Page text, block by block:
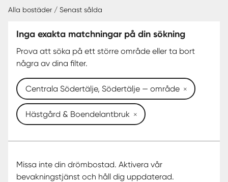
SENAST SÅLDA
Alla bostäder / Senast sålda
Inga exakta matchningar på din sökning
Prova att söka på ett större område eller ta bort
några av dina filter.
Centrala Södertälje, Södertälje — område
Hästgård & Boendelantbruk
Missa inte din drömbostad. Aktivera vår
bevakningstjänst och håll dig uppdaterad.